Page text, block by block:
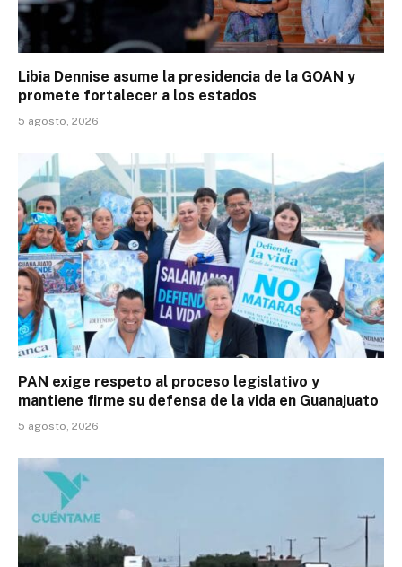
Libia Dennise asume la presidencia de la GOAN y
promete fortalecer a los estados
5 agosto, 2026
PAN exige respeto al proceso legislativo y
mantiene firme su defensa de la vida en Guanajuato
5 agosto, 2026